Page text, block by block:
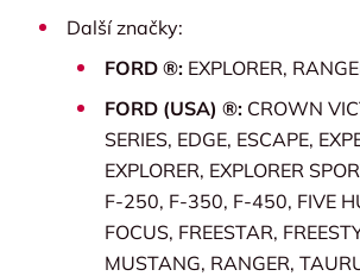
Další značky:
FORD ®: EXPLORER,
FORD (USA) ®: CROWN
SERIES, EDGE, ESCAPE,
EXPLORER, EXPLORER
F-250, F-350, F-450, FIVE
FOCUS, FREESTAR,
MUSTANG, RANGER,